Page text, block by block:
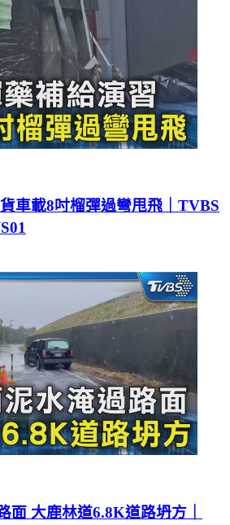
車載8吋榴彈過彎甩飛｜TVBS
面 大鹿林道6.8K道路坍方｜